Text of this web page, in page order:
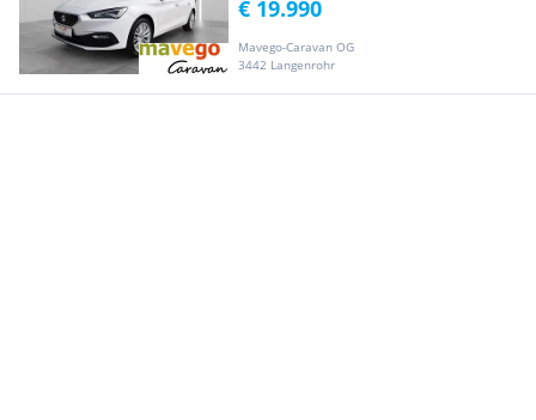
Mavego-Caravan OG
3442 Langenrohr
€ 19.990